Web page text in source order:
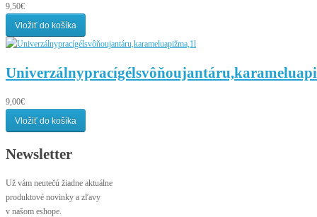
9,50€
Vložiť do košíka
9,00€
Vložiť do košíka
Newsletter
Už vám neutečú žiadne aktuálne
produktové novinky a zľavy
v našom eshope.